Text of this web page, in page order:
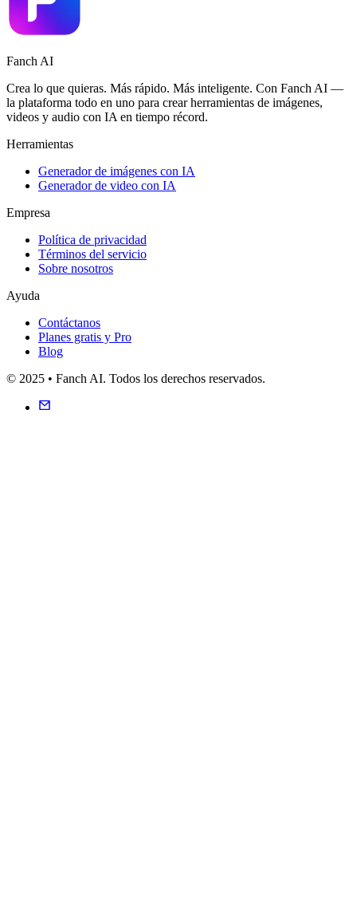
Fanch AI
Crea lo que quieras. Más rápido. Más inteligente. Con Fanch AI —
la plataforma todo en uno para crear herramientas de imágenes,
videos y audio con IA en tiempo récord.
Herramientas
Generador de imágenes con IA
Generador de video con IA
Empresa
Política de privacidad
Términos del servicio
Sobre nosotros
Ayuda
Contáctanos
Planes gratis y Pro
Blog
© 2025 • Fanch AI. Todos los derechos reservados.